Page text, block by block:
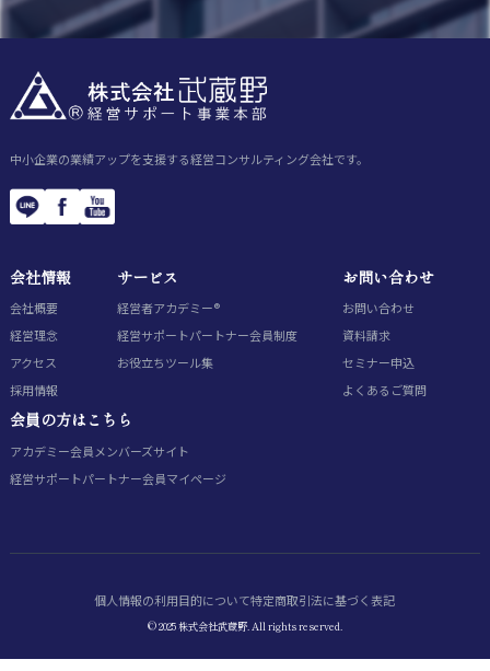
中小企業の業績アップを支援する経営コンサルティング会社です。
会社情報
会社概要
経営理念
アクセス
採用情報
サービス
経営者アカデミー®
経営サポートパートナー会員制度
お役立ちツール集
お問い合わせ
お問い合わせ
資料請求
セミナー申込
よくあるご質問
会員の方はこちら
アカデミー会員 メンバーズサイト
経営サポートパートナー会員マイページ
個人情報の利用目的について特定商取引法に基づく表記
© 2025 株式会社武蔵野. All rights reserved.